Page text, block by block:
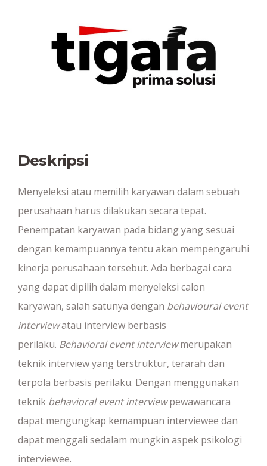
Deskripsi
Menyeleksi atau memilih karyawan dalam sebuah
perusahaan harus dilakukan secara tepat.
Penempatan karyawan pada bidang yang sesuai
dengan kemampuannya tentu akan mempengaruhi
kinerja perusahaan tersebut. Ada berbagai cara
yang dapat dipilih dalam menyeleksi calon
karyawan, salah satunya dengan behavioural event
interviewatau interview berbasis
perilaku. Behavioral event interviewmerupakan
teknik interview yang terstruktur, terarah dan
terpola berbasis perilaku. Dengan menggunakan
teknik behavioral event interviewpewawancara
dapat mengungkap kemampuan interviewee dan
dapat menggali sedalam mungkin aspek psikologi
interviewee.